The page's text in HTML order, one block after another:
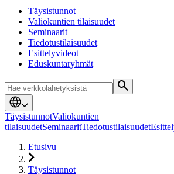
Täysistunnot
Valiokuntien tilaisuudet
Seminaarit
Tiedotustilaisuudet
Esittelyvideot
Eduskuntaryhmät
TäysistunnotValiokuntien
tilaisuudetSeminaaritTiedotustilaisuudet
Etusivu
Täysistunnot